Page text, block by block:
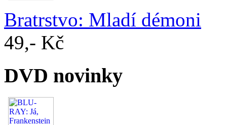
Bratrstvo: Mladí démoni
49,- Kč
DVD novinky